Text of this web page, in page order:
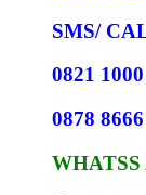
SMS/
0821
0878
WHATSS